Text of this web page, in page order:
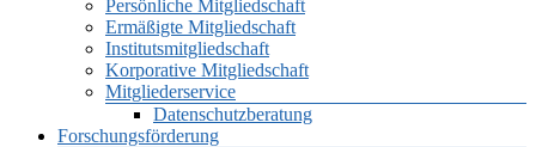
Persönliche Mitgliedschaft
Ermäßigte Mitgliedschaft
Institutsmitgliedschaft
Korporative Mitgliedschaft
Mitgliederservice
Datenschutzberatung
Forschungsförderung